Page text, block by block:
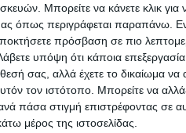
Μπορείτε να κάνετε κλικ για
όπως περιγράφεται παραπάνω.
πρόσβαση σε πιο
υπόψη ότι κάποια
σας, αλλά έχετε το δικαίωμα
τον ιστότοπο. Μπορείτε να
πάσα στιγμή επιστρέφοντας σε
μέρος της ιστοσελίδας.